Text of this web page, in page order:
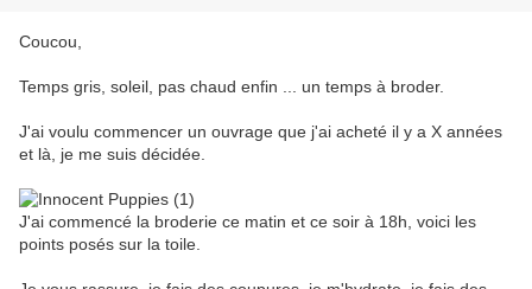
Coucou,
Temps gris, soleil, pas chaud enfin ... un temps à broder.
J'ai voulu commencer un ouvrage que j'ai acheté il y a X années
et là, je me suis décidée.
J'ai commencé la broderie ce matin et ce soir à 18h, voici les
points posés sur la toile.